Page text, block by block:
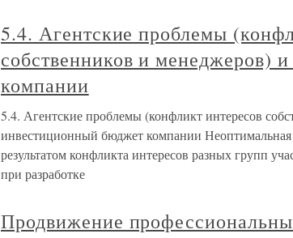
5.4. Агентские проблемы
собственников и менеджеров)
компании
5.4. Агентские проблемы (конфликт интересов
инвестиционный бюджет компании
результатом конфликта интересов разных групп
при разработке
Продвижение